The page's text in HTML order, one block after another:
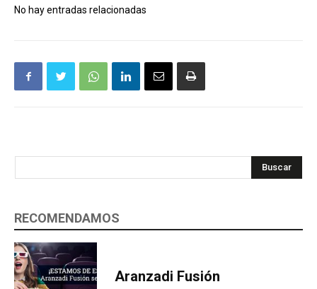
No hay entradas relacionadas
Buscar
RECOMENDAMOS
Aranzadi Fusión